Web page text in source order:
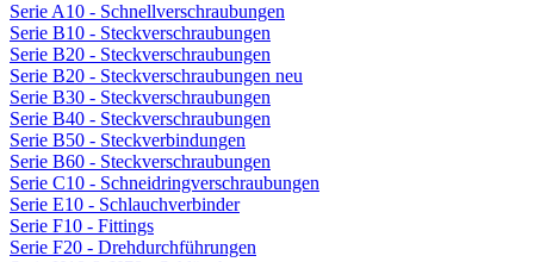
Serie A10 - Schnellverschraubungen
Serie B10 - Steckverschraubungen
Serie B20 - Steckverschraubungen
Serie B20 - Steckverschraubungen neu
Serie B30 - Steckverschraubungen
Serie B40 - Steckverschraubungen
Serie B50 - Steckverbindungen
Serie B60 - Steckverschraubungen
Serie C10 - Schneidringverschraubungen
Serie E10 - Schlauchverbinder
Serie F10 - Fittings
Serie F20 - Drehdurchführungen